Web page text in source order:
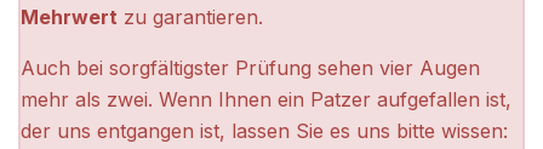
Mehrwert zu garantieren.
Auch bei sorgfältigster Prüfung sehen vier Augen
mehr als zwei. Wenn Ihnen ein Patzer aufgefallen ist,
der uns entgangen ist, lassen Sie es uns bitte wissen: